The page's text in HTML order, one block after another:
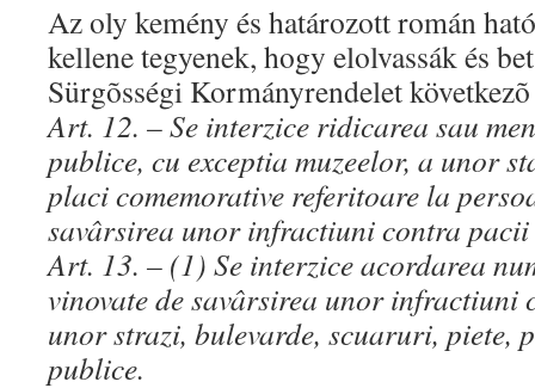
Az oly kemény és határozott román
kellene tegyenek, hogy elolvassák és
Sürgõsségi Kormányrendelet
Art. 12. – Se interzice ridicarea sau
publice, cu exceptia muzeelor, a unor
placi comemorative referitoare la
savârsirea unor infractiuni contra
Art. 13. – (1) Se interzice acordarea
vinovate de savârsirea unor
unor strazi, bulevarde, scuaruri,
publice.